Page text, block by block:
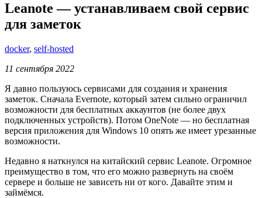
Leanote — устанавливаем свой сервис
для заметок
docker, self-hosted
11 сентября 2022
Я давно пользуюсь сервисами для создания и хранения
заметок. Сначала Evernote, который затем сильно ограничил
возможности для бесплатных аккаунтов (не более двух
подключенных устройств). Потом OneNote — но бесплатная
версия приложения для Windows 10 опять же имеет урезанные
возможности.
Недавно я наткнулся на китайский сервис Leanote. Огромное
преимущество в том, что его можно развернуть на своём
сервере и больше не зависеть ни от кого. Давайте этим и
займёмся.